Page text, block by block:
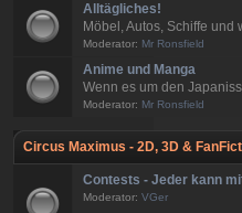
Alltägliches!
Möbel, Autos, Schiffe und
Moderator: Mr Ronsfield
Anime und Manga
Wenn es um den
Moderator: Mr Ronsfield
Circus Maximus - 2D, 3D &
Contests - Jeder kann
Moderator: VGer